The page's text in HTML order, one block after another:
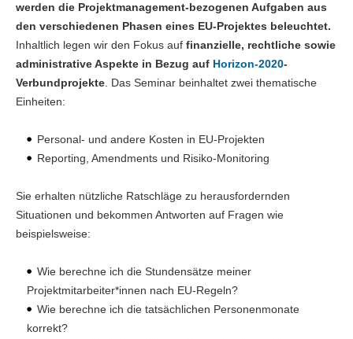
werden die Projektmanagement-bezogenen Aufgaben aus
den verschiedenen Phasen eines EU-Projektes beleuchtet.
Inhaltlich legen wir den Fokus auf finanzielle, rechtliche sowie
administrative Aspekte in Bezug auf Horizon-2020-
Verbundprojekte. Das Seminar beinhaltet zwei thematische
Einheiten:
Personal- und andere Kosten in EU-Projekten
Reporting, Amendments und Risiko-Monitoring
Sie erhalten nützliche Ratschläge zu herausfordernden
Situationen und bekommen Antworten auf Fragen wie
beispielsweise:
Wie berechne ich die Stundensätze meiner
Projektmitarbeiter*innen nach EU-Regeln?
Wie berechne ich die tatsächlichen Personenmonate
korrekt?